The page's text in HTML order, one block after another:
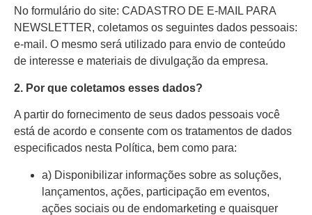
No formulário do site: CADASTRO DE E-MAIL PARA
NEWSLETTER, coletamos os seguintes dados pessoais:
e-mail. O mesmo será utilizado para envio de conteúdo
de interesse e materiais de divulgação da empresa.
2. Por que coletamos esses dados?
A partir do fornecimento de seus dados pessoais você
está de acordo e consente com os tratamentos de dados
especificados nesta Política, bem como para:
a) Disponibilizar informações sobre as soluções,
lançamentos, ações, participação em eventos,
ações sociais ou de endomarketing e quaisquer